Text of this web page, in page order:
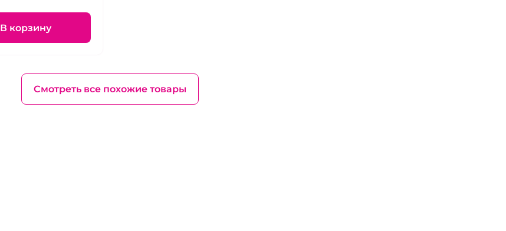
В корзину
Смотреть все похожие товары